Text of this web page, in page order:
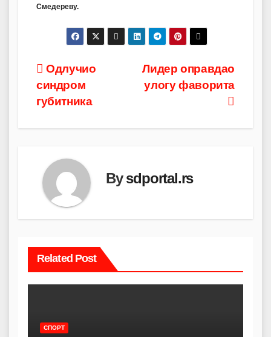
Смедереву.
Post
navigation
Лидер оправдао
улогу фаворита
Одлучио
синдром
губитника
Bysdportal.rs
Related Post
СПОРТ